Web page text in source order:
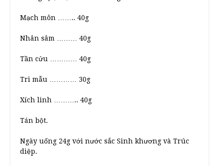
Mạch môn …….. 40g
Nhân sâm ……… 40g
Tần cửu ………… 40g
Tri mẫu ………… 30g
Xích linh ……….. 40g
Tán bột.
Ngày uống 24g với nước sắc Sinh khương và Trúc
diệp.